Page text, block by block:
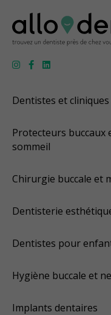
Dentistes et
Protecteurs buccaux
sommeil
Chirurgie buccale et
Dentisterie
Dentistes pour
Hygiène buccale et
Implants dentaires